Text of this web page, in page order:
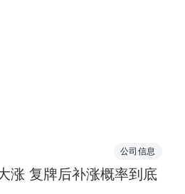
公司信息
涨 复牌后补涨概率到底